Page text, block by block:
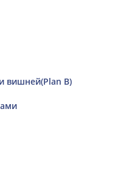
вишней(Plan B)